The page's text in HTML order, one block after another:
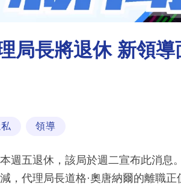
局長將退休 新領導
領導
週五退休，該局於週二宣布此消息
，代理局長道格·奧唐納爾的離職正